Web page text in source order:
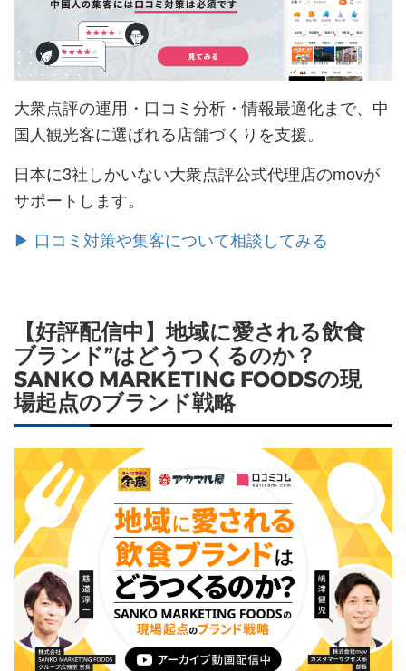
大衆点評の運用・口コミ分析・情報最適化まで、中
国人観光客に選ばれる店舗づくりを支援。
日本に3社しかいない大衆点評公式代理店のmovが
サポートします。
▶︎ 口コミ対策や集客について相談してみる
【好評配信中】地域に愛される飲食
ブランド”はどうつくるのか？
SANKO MARKETING FOODSの現
場起点のブランド戦略